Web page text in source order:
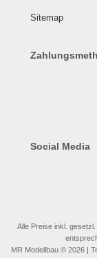
Sitemap
Social Media
Alle Preise inkl. gesetzl.
MR Modellbau © 2026 |